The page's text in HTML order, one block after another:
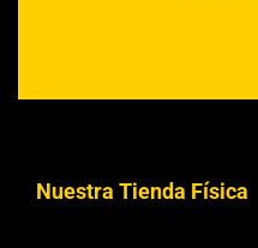
Nuestra Tienda Física